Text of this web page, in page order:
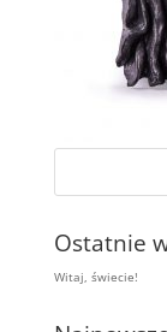
Ostatnie
Witaj, świecie!